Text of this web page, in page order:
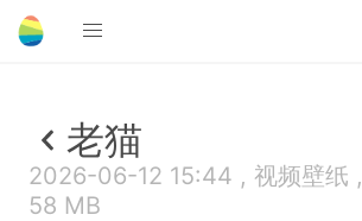
老猫
2026-06-12 15:44 , 视频壁纸 ,
58 MB